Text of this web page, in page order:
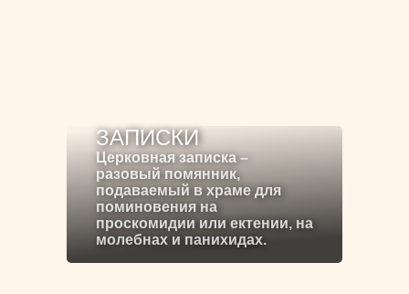
ЗАПИСКИ
Церковная записка –
разовый помянник,
подаваемый в храме для
поминовения на
проскомидии или ектении, на
молебнах и панихидах.